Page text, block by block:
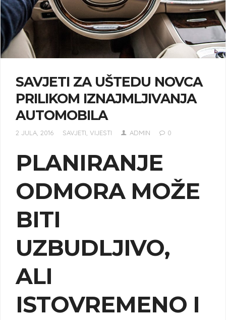
SAVJETI ZA UŠTEDU NOVCA
PRILIKOM IZNAJMLJIVANJA
AUTOMOBILA
2 JULA, 2016 SAVJETI VIJESTI ADMIN 0
PLANIRANJE
ODMORA MOŽE
BITI
UZBUDLJIVO,
ALI
ISTOVREMENO I